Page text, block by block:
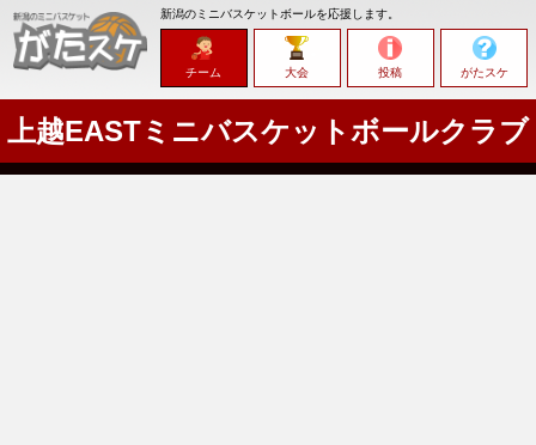
新潟のミニバスケットボールを応援します。
チーム 大会 投稿 がたスケ
上越EASTミニバスケットボールクラブ